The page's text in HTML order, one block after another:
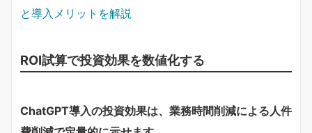
と導入メリットを解説
ROI試算で投資効果を数値化する
ChatGPT導入の投資効果は、業務時間削減による人件